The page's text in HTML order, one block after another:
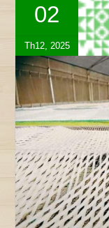
02
Th12, 2025